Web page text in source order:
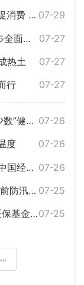
07-29
楼市股市
07-27
度进军
07-27
热土
07-27
行
07-26
励约束
07-26
度
07-26
展底气
07-25
排汇报等
07-25
业提质扩面